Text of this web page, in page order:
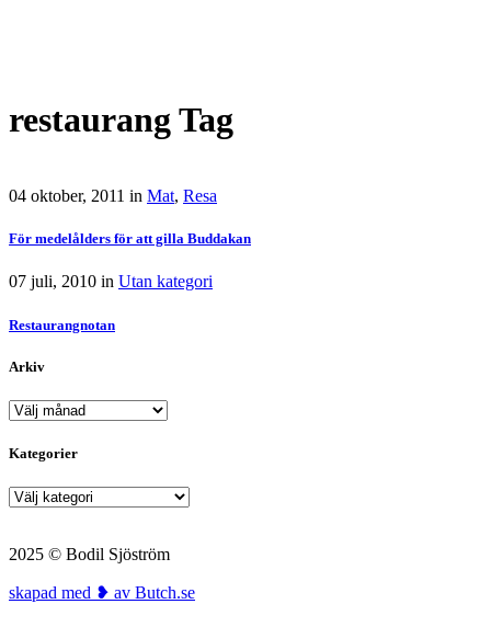
restaurang Tag
04 oktober, 2011 in Mat, Resa
För medelålders för att gilla Buddakan
07 juli, 2010 in Utan kategori
Restaurangnotan
Arkiv
Arkiv
Kategorier
Kategorier
2025 © Bodil Sjöström
skapad med ❥ av Butch.se